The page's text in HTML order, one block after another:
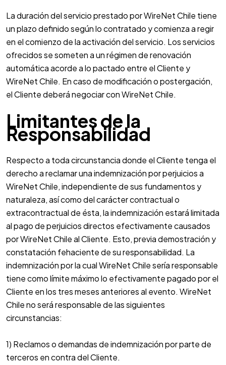
La duración del servicio prestado por WireNet Chile tiene
un plazo definido según lo contratado y comienza a regir
en el comienzo de la activación del servicio. Los servicios
ofrecidos se someten a un régimen de renovación
automática acorde a lo pactado entre el Cliente y
WireNet Chile. En caso de modificación o postergación,
el Cliente deberá negociar con WireNet Chile.
Limitantes de la
Responsabilidad
Respecto a toda circunstancia donde el Cliente tenga el
derecho a reclamar una indemnización por perjuicios a
WireNet Chile, independiente de sus fundamentos y
naturaleza, así como del carácter contractual o
extracontractual de ésta, la indemnización estará limitada
al pago de perjuicios directos efectivamente causados
por WireNet Chile al Cliente. Esto, previa demostración y
constatación fehaciente de su responsabilidad. La
indemnización por la cual WireNet Chile sería responsable
tiene como límite máximo lo efectivamente pagado por el
Cliente en los tres meses anteriores al evento. WireNet
Chile no será responsable de las siguientes
circunstancias:
1) Reclamos o demandas de indemnización por parte de
terceros en contra del Cliente.